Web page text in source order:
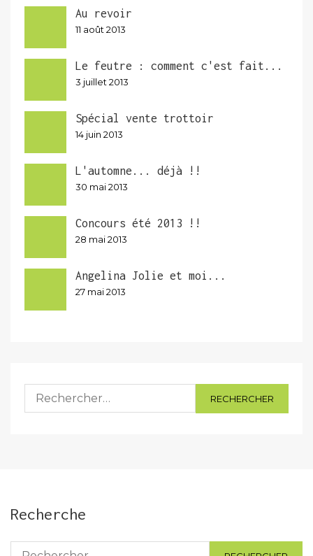
Au revoir
11 août 2013
Le feutre : comment c'est fait...
3 juillet 2013
Spécial vente trottoir
14 juin 2013
L'automne... déjà !!
30 mai 2013
Concours été 2013 !!
28 mai 2013
Angelina Jolie et moi...
27 mai 2013
Rechercher :
Recherche
Rechercher :